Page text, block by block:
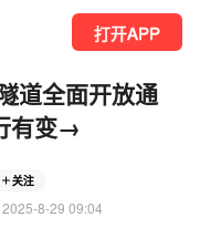
打开APP
道全面开放通
有变→
关注
  2025-8-29 09:04